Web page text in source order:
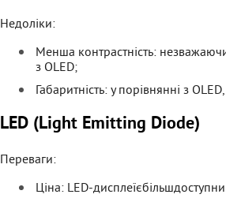
Недоліки:
Менша контрастність:
з OLED;
Габаритність: у порівнянні з
LED (Light Emitting Diode)
Переваги:
Ціна: LED-